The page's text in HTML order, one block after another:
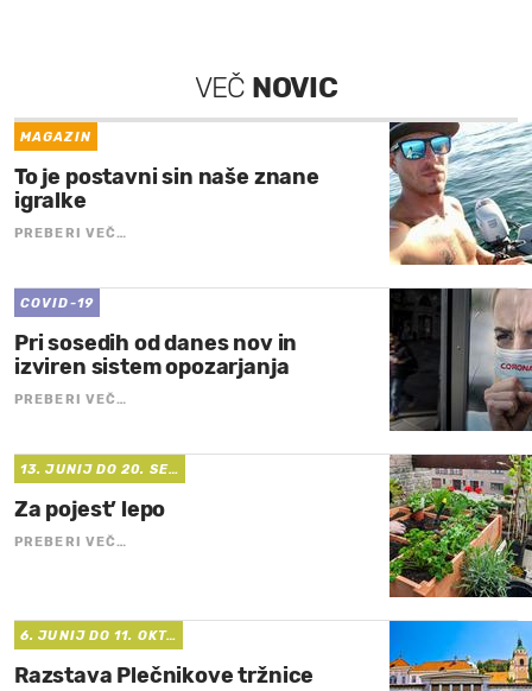
VEČ NOVIC
MAGAZIN
To je postavni sin naše znane
igralke
PREBERI VEČ…
COVID-19
Pri sosedih od danes nov in
izviren sistem opozarjanja
PREBERI VEČ…
13. JUNIJ DO 20. SE…
Za pojest’ lepo
PREBERI VEČ…
6. JUNIJ DO 11. OKT…
Razstava Plečnikove tržnice